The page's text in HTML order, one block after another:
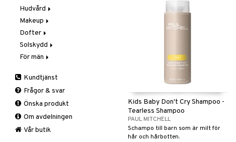
Kids Baby Don't Cry Shampoo -
Tearless Shampoo
PAUL MITCHELL
Schampo till barn som är milt för
hår och hårbotten.
Steg 1: Rengöring
Steg 2: Exfoliering
Steg 3: Fukt
Hudvård
Exfoliering och masker
Fuktvård
Hand- och kroppsvård
Ögon- och läppvård
Serum
Makeup
Blush
Bryn
Concealer
Foundation
Läppstift
Lipgloss
Lipliner
Make-up penslar
Dofter
Aromatics Elixir
Calyx
Clinique Happy For Men
Solskydd
Solskydd
För män
Exfoliering
Fukt och skydd
Hudvård
Rakning och rengöring
Kundtjänst
Frågor & svar
Önska produkt
Om avdelningen
Vår butik